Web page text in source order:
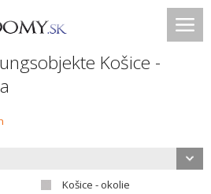
Košice -
Košice - okolie